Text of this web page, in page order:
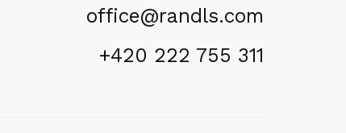
office@randls.com
+420 222 755 311